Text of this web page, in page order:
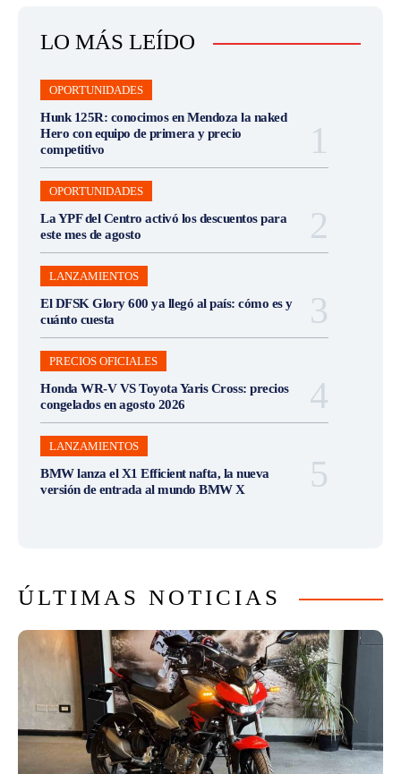
LO MÁS LEÍDO
OPORTUNIDADES
Hunk 125R: conocimos en Mendoza la naked
Hero con equipo de primera y precio
competitivo
OPORTUNIDADES
La YPF del Centro activó los descuentos para
este mes de agosto
LANZAMIENTOS
El DFSK Glory 600 ya llegó al país: cómo es y
cuánto cuesta
PRECIOS OFICIALES
Honda WR-V VS Toyota Yaris Cross: precios
congelados en agosto 2026
LANZAMIENTOS
BMW lanza el X1 Efficient nafta, la nueva
versión de entrada al mundo BMW X
ÚLTIMAS NOTICIAS